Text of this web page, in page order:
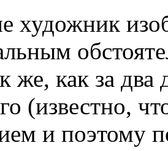
художник
же, как за
(известно,
и поэтому